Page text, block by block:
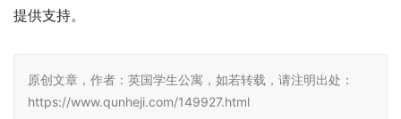
提供支持。
原创文章，作者：英国学生公寓，如若转载，请注明出处：
https://www.qunheji.com/149927.html